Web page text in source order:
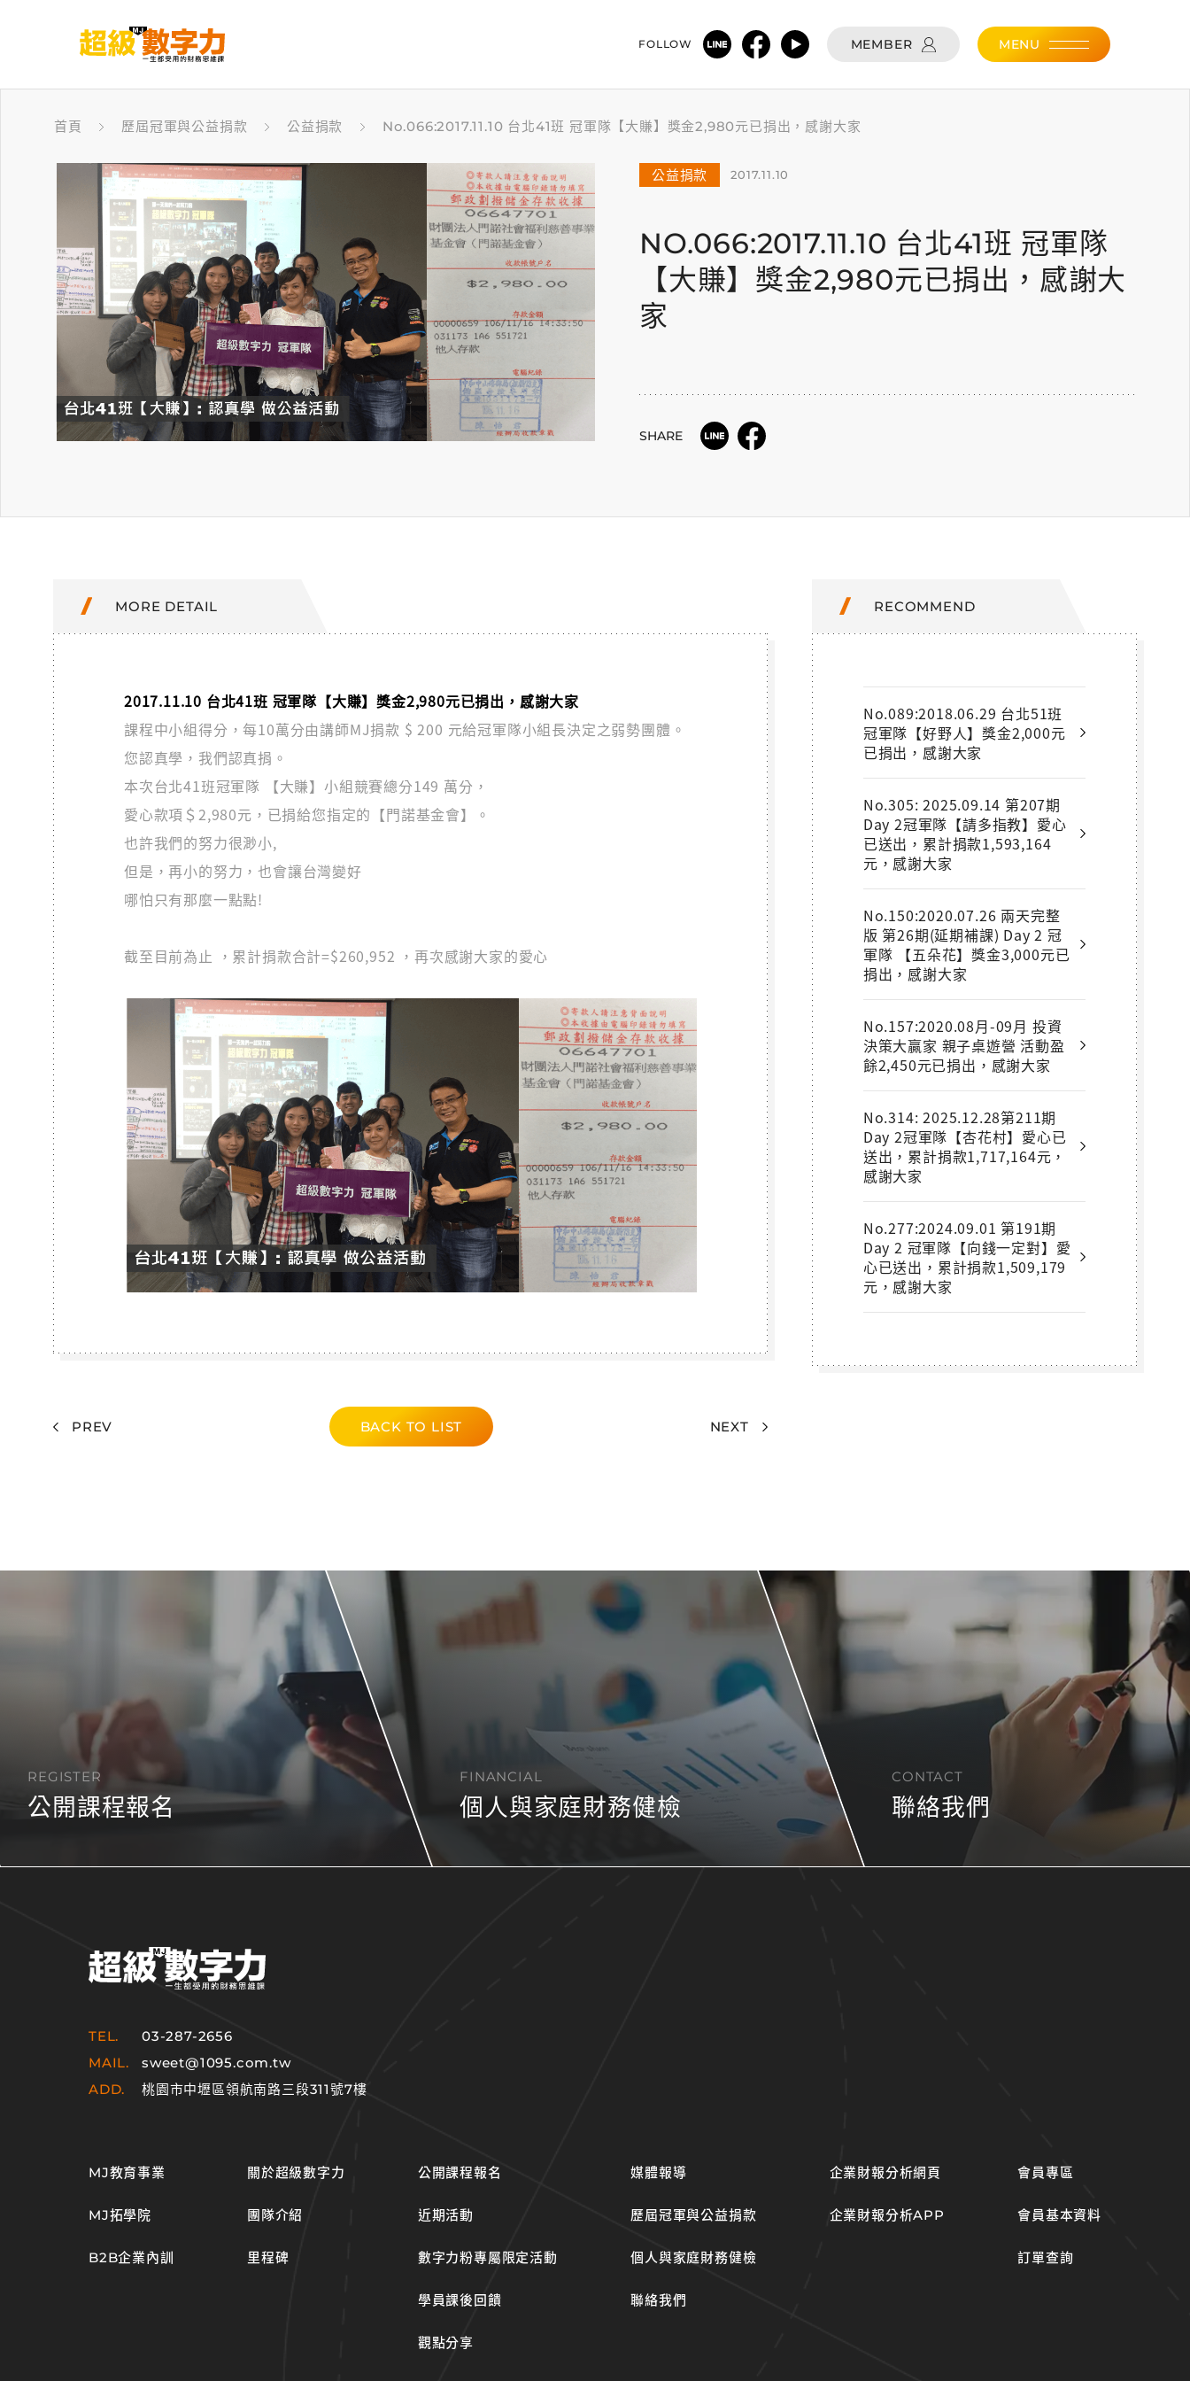
FOLLOW MEMBER MENU
首頁 歷屆冠軍與公益捐款 公益捐款 No.066:2017.11.10 台北41班 冠軍隊【大賺】獎金2,980元已捐出，感謝大家
公益捐款 2017.11.10
NO.066:2017.11.10 台北41班 冠軍隊
【大賺】獎金2,980元已捐出，感謝大
家
SHARE
MORE DETAIL
2017.11.10 台北41班 冠軍隊【大賺】獎金2,980元已捐出，感謝大家
課程中小組得分，每10萬分由講師MJ捐款 $ 200 元給冠軍隊小組長決定之弱勢團體。
您認真學，我們認真捐。
本次台北41班冠軍隊 【大賺】小組競賽總分149 萬分，
愛心款項＄2,980元，已捐給您指定的【門諾基金會】。
也許我們的努力很渺小,
但是，再小的努力，也會讓台灣變好
哪怕只有那麼一點點!
截至目前為止 ，累計捐款合計=$260,952 ，再次感謝大家的愛心
PREV BACK TO LIST NEXT
RECOMMEND
No.089:2018.06.29 台北51班
冠軍隊【好野人】獎金2,000元
已捐出，感謝大家
No.305: 2025.09.14 第207期
Day 2冠軍隊【請多指教】愛心
已送出，累計捐款1,593,164
元，感謝大家
No.150:2020.07.26 兩天完整
版 第26期(延期補課) Day 2 冠
軍隊 【五朵花】獎金3,000元已
捐出，感謝大家
No.157:2020.08月-09月 投資
決策大贏家 親子桌遊營 活動盈
餘2,450元已捐出，感謝大家
No.314: 2025.12.28第211期
Day 2冠軍隊【杏花村】愛心已
送出，累計捐款1,717,164元，
感謝大家
No.277:2024.09.01 第191期
Day 2 冠軍隊【向錢一定對】愛
心已送出，累計捐款1,509,179
元，感謝大家
REGISTER
公開課程報名
FINANCIAL
個人與家庭財務健檢
CONTACT
聯絡我們
TEL.
03-287-2656
MAIL.
sweet@1095.com.tw
ADD.
桃園市中壢區領航南路三段311號7樓
MJ教育事業
MJ拓學院
B2B企業內訓
關於超級數字力
團隊介紹
里程碑
公開課程報名
近期活動
數字力粉專屬限定活動
學員課後回饋
觀點分享
媒體報導
歷屆冠軍與公益捐款
個人與家庭財務健檢
聯絡我們
企業財報分析網頁
企業財報分析APP
會員專區
會員基本資料
訂單查詢